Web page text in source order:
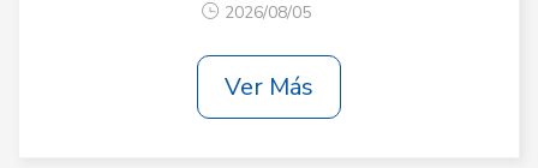
2026/08/05
Ver Más